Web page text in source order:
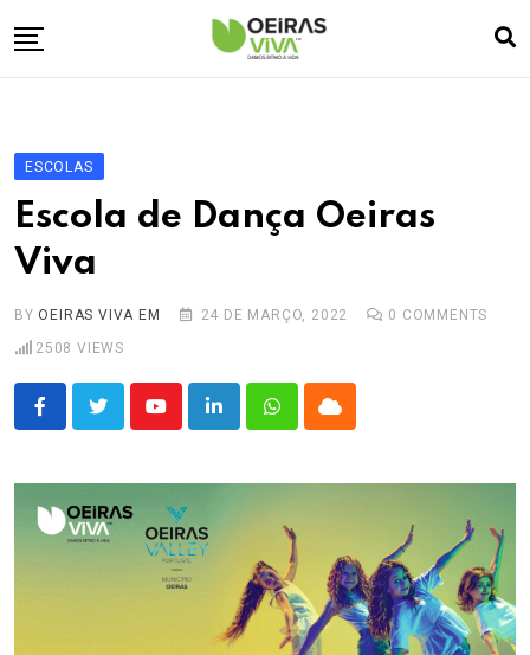
to
Oeiras Marina
Cultura 🎭
Turismo
Atividades 💬
ESCOLAS
Escola de Dança Oeiras
Viva
BY OEIRAS VIVA EM 24 DE MARÇO, 2022 0 COMMENTS
2508 VIEWS
YoutubeLinkedInWhatsappCloud